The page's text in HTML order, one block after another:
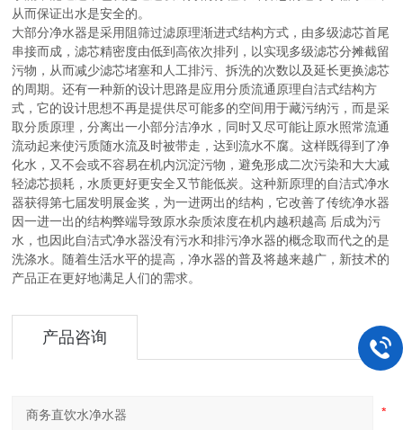
从而保证出水是安全的。
大部分净水器是采用阻筛过滤原理渐进式结构方式，由多级滤芯首尾
串接而成，滤芯精密度由低到高依次排列，以实现多级滤芯分摊截留
污物，从而减少滤芯堵塞和人工排污、拆洗的次数以及延长更换滤芯
的周期。还有一种新的设计思路是应用分质流通原理自洁式结构方
式，它的设计思想不再是提供尽可能多的空间用于藏污纳污，而是采
取分质原理，分离出一小部分洁净水，同时又尽可能让原水照常流通
流动起来使污质随水流及时被带走，达到流水不腐。这样既得到了净
化水，又不会或不容易在机内沉淀污物，避免形成二次污染和大大减
轻滤芯损耗，水质更好更安全又节能低炭。这种新原理的自洁式净水
器获得第七届发明展金奖，为一进两出的结构，它改善了传统净水器
因一进一出的结构弊端导致原水杂质浓度在机内越积越高 后成为污
水，也因此自洁式净水器没有污水和排污净水器的概念取而代之的是
洗涤水。随着生活水平的提高，净水器的普及将越来越广，新技术的
产品正在更好地满足人们的需求。
产品咨询